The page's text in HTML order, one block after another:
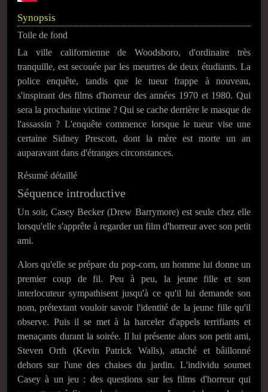
Synopsis
Toile de fond
La ville californienne de Woodsboro, d'ordinaire très
tranquille, est secouée par les meurtres de deux étudiants. La
police enquête, tandis que le tueur frappe à nouveau,
s'inspirant des films d'horreur des années 1970 et 1980. Qui
sera la prochaine victime ? Qui se cache derrière le masque de
l'assassin ? L'enquête commence lorsque le tueur vise une
certaine Sidney Prescott, dont la mère est morte un an
auparavant dans d'étranges circonstances.
Résumé détaillé
Séquence introductive
Un soir, Casey Becker (Drew Barrymore) est seule chez elle
lorsqu'elle s'apprête à regarder un film d'horreur avec son petit
ami.
Alors qu'elle se prépare du pop-corn, un homme lui donne un
premier coup de fil. Peu à peu, la jeune fille et son
interlocuteur sympathisent jusqu'à ce qu'il lui demande son
nom, prétextant vouloir savoir l'identité de la jeune fille qu'il
observe. Puis il se met à la harceler d'appels terrifiants et
menaçants durant la soirée. Il lui présente alors son petit ami,
Steven Orth (Kevin Patrick Walls), attaché et bâillonné
dehors sur l'une des chaises du jardin. L'individu soumet
Casey à un jeu : des questions sur les films d'horreur qui